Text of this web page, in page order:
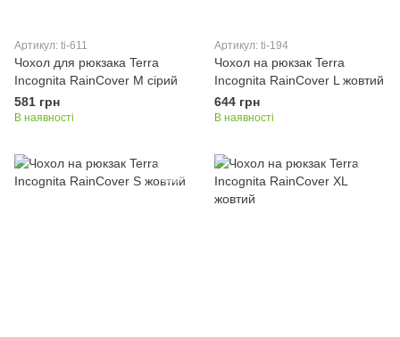
Артикул: ti-611
Чохол для рюкзака Terra
Incognita RainCover M сірий
581 грн
В наявності
Артикул: ti-194
Чохол на рюкзак Terra
Incognita RainCover L жовтий
644 грн
В наявності